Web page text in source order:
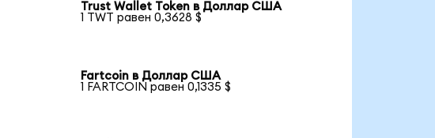
Trust Wallet Token в Доллар США
1 TWT равен 0,3628 $
Fartcoin в Доллар США
1 FARTCOIN равен 0,1335 $